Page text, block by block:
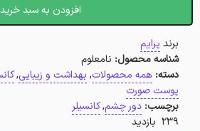
افزودن به سبد خرید
برند پرایم
شناسه محصول: نامعلوم
دسته: همه محصولات, بهداشت و زیبایی,
پوست صورت
برچسب: دور چشم,کانسیلر
239 بازدید